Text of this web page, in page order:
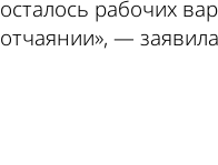
осталось рабочих
отчаянии», —